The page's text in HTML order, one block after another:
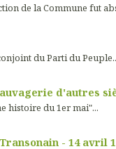
de la Commune fut
du Parti du
d'autres
histoire du 1er mai"...
- 14 avril